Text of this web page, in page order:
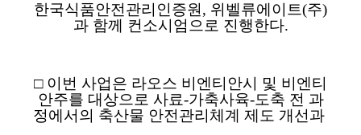
한국식품안전관리인증원 , 위벨류에이트(주)
과 함께 컨소시엄으로 진행한다.
□ 이번 사업은 라오스 비엔티안시 및 비엔티
안주를 대상으로 사료-가축사육-도축 전 과
정에서의 축산물 안전관리체계 제도 개선과